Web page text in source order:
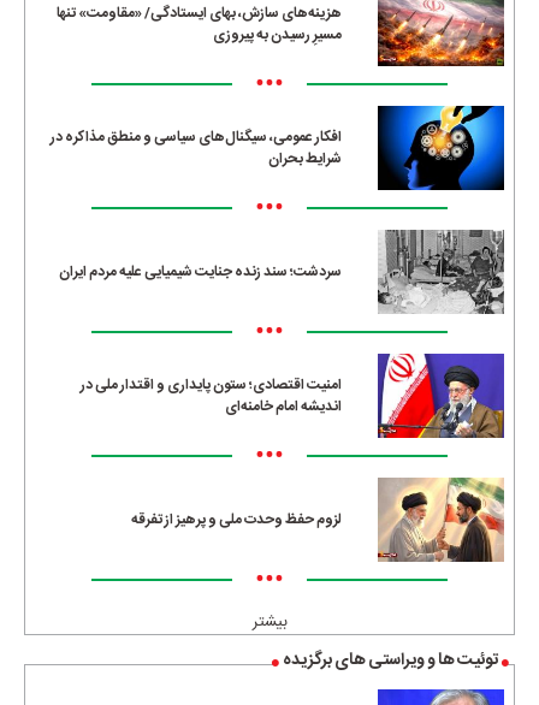
هزینه‌های سازش، بهای ایستادگی/ «مقاومت» تنها
مسیرِ رسیدن به پیروزی
•••
افکار عمومی، سیگنال‌های سیاسی و منطق مذاکره در
شرایط بحران
•••
سردشت؛ سند زنده جنایت شیمیایی علیه مردم ایران
•••
امنیت اقتصادی؛ ستون پایداری و اقتدار ملی در
اندیشه امام خامنه‌ای
•••
لزوم حفظ وحدت ملی و پرهیز از تفرقه
•••
بیشتر
توئیت ها و ویراستی های برگزیده